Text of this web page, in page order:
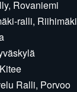
Rovaniemi
ralli, Riihimäki
Ralli, Porvoo